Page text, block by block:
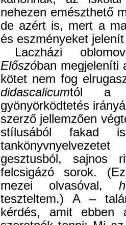
nehezen emészthető
de azért is, mert a
és eszményeket
Laczházi
Előszóban megjeleníti
kötet nem fog
didascalicumtól a
gyönyörködtetés
szerző jellemzően
stílusából fakad
gesztusból, sajnos
felcsigázó sorok.
mezei olvasóval,
teszteltem.) A –
kérdés, amit ebben